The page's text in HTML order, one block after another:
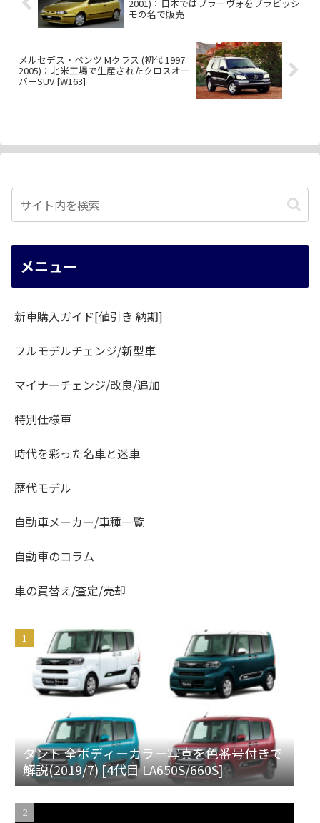
2001)：日本ではブラーヴォをブラビッシ
モの名で販売
メルセデス・ベンツ Mクラス (初代 1997-
2005)：北米工場で生産されたクロスオー
バーSUV [W163]
メニュー
新車購入ガイド[値引き 納期]
フルモデルチェンジ/新型車
マイナーチェンジ/改良/追加
特別仕様車
時代を彩った名車と迷車
歴代モデル
自動車メーカー/車種一覧
自動車のコラム
車の買替え/査定/売却
タント 全ボディーカラー写真を色番号付きで
解説(2019/7) [4代目 LA650S/660S]